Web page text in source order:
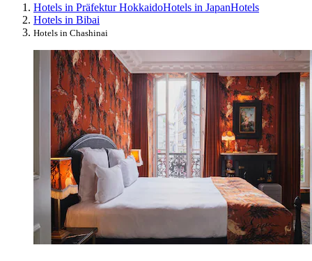
Hotels in Präfektur HokkaidoHotels in JapanHotels
Hotels in Bibai
Hotels in Chashinai